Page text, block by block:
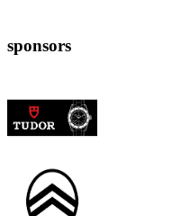
sponsors